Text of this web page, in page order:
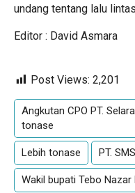
undang tentang lalu
Editor : David Asmara
Post Views: 2,201
Angkutan CPO PT.
tonase
Lebih tonase PT.
Wakil bupati Tebo Nazar